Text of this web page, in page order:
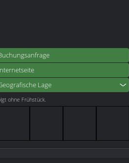
Lage
ohne Frühstück.